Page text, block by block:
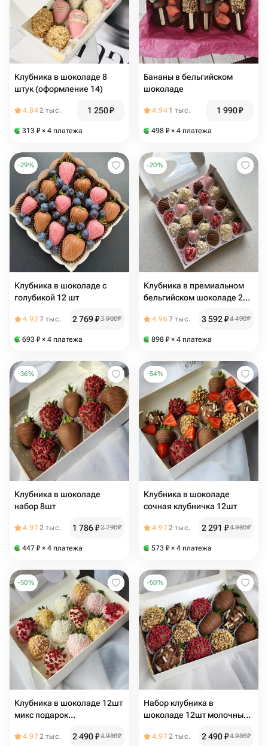
Клубника в шоколаде 8
штук (оформление 14)
4.842 тыс. 1 250₽
313 ₽ × 4 платежа
Бананы в бельгийском
шоколаде
4.94 1 тыс. 1 990₽
498 ₽ × 4 платежа
-29%
Клубника в шоколаде с
голубикой 12 шт
4.927 тыс. 2 769₽3 900₽
693 ₽ × 4 платежа
-20%
Клубника в премиальном
бельгийском шоколаде 25
4.967 тыс. 3 592₽4 490₽
898 ₽ × 4 платежа
-36%
Клубника в шоколаде
набор 8шт
4.972 тыс. 1 786₽2 790₽
447 ₽ × 4 платежа
-54%
Клубника в шоколаде
сочная клубничка 12шт
4.972 тыс. 2 291 ₽4 980₽
573 ₽ × 4 платежа
-50%
Клубника в шоколаде 12шт
микс подарок
4.972 тыс. 2 490₽4 980₽
-50%
Набор клубника в
шоколаде 12шт молочный
4.972 тыс. 2 490₽4 980₽